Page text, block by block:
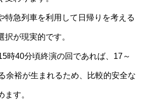
特急列車を利用して日帰りを考える
択が現実的です。
時40分頃終演の回であれば、17～
余裕が生まれるため、比較的安全な
ます。